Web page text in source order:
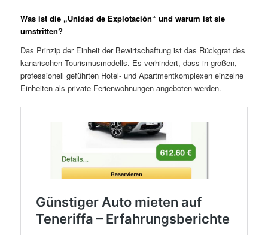
Was ist die „Unidad de Explotación“ und warum ist sie
umstritten?
Das Prinzip der Einheit der Bewirtschaftung ist das Rückgrat des
kanarischen Tourismusmodells. Es verhindert, dass in großen,
professionell geführten Hotel- und Apartmentkomplexen einzelne
Einheiten als private Ferienwohnungen angeboten werden.